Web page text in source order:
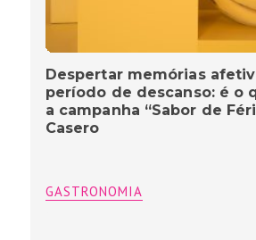
Despertar memórias
período de descanso: é o
a campanha “Sabor de
Casero
GASTRONOMIA